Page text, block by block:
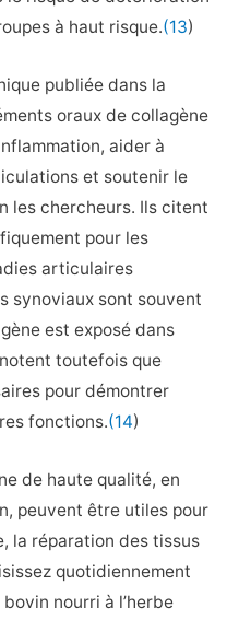
à haut risque.(13)
publiée dans la
oraux de collagène
aider à
et soutenir le
les chercheurs. Ils citent
pour les
articulaires
synoviaux sont souvent
est exposé dans
toutefois que
pour démontrer
fonctions.(14)
de haute qualité, en
peuvent être utiles pour
la réparation des tissus
quotidiennement
nourri à l’herbe